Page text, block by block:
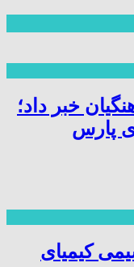
خبر داد؛
پارس
کیمیای